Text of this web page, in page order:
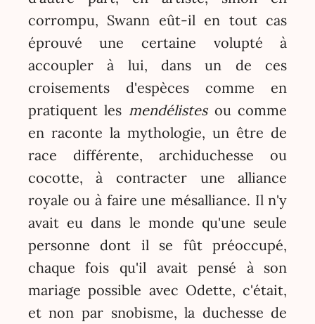
corrompu, Swann eût-il en tout cas
éprouvé une certaine volupté à
accoupler à lui, dans un de ces
croisements d'espèces comme en
pratiquent les mendélistesou comme
en raconte la mythologie, un être de
race différente, archiduchesse ou
cocotte, à contracter une alliance
royale ou à faire une mésalliance. Il n'y
avait eu dans le monde qu'une seule
personne dont il se fût préoccupé,
chaque fois qu'il avait pensé à son
mariage possible avec Odette, c'était,
et non par snobisme, la duchesse de